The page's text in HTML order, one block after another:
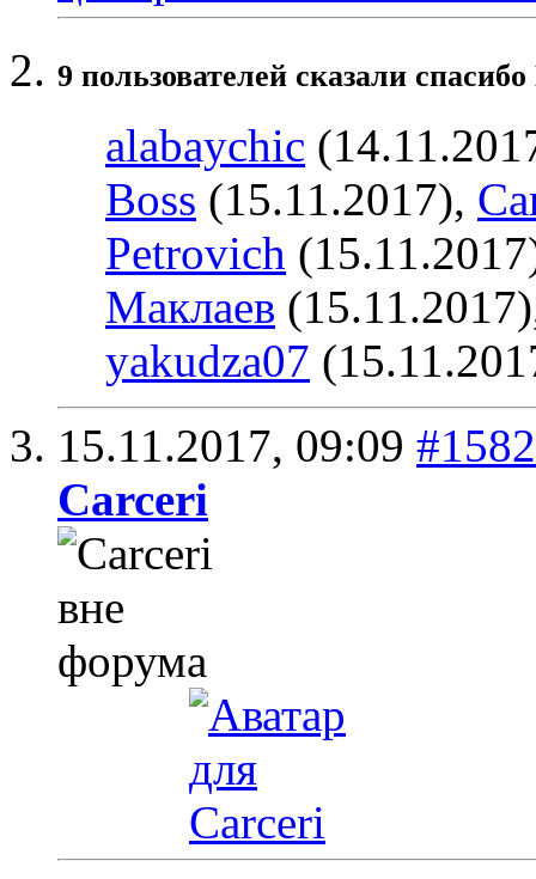
9 пользователей сказали
alabaychic
Boss (15.11.2017),
Petrovich
Маклаев
yakudza07
15.11.2017, 09:09 #1582
Carceri